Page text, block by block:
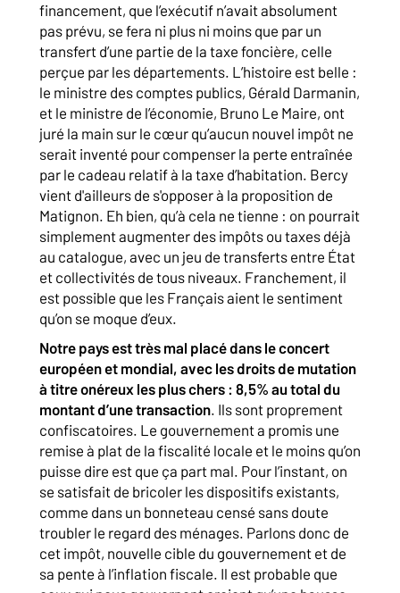
financement, que l’exécutif n’avait absolument
pas prévu, se fera ni plus ni moins que par un
transfert d’une partie de la taxe foncière, celle
perçue par les départements. L’histoire est belle :
le ministre des comptes publics, Gérald Darmanin,
et le ministre de l’économie, Bruno Le Maire, ont
juré la main sur le cœur qu’aucun nouvel impôt ne
serait inventé pour compenser la perte entraînée
par le cadeau relatif à la taxe d’habitation. Bercy
vient d'ailleurs de s'opposer à la proposition de
Matignon. Eh bien, qu’à cela ne tienne : on pourrait
simplement augmenter des impôts ou taxes déjà
au catalogue, avec un jeu de transferts entre État
et collectivités de tous niveaux. Franchement, il
est possible que les Français aient le sentiment
qu’on se moque d’eux.
Notre pays est très mal placé dans le concert
européen et mondial, avec les droits de mutation
à titre onéreux les plus chers : 8,5% au total du
montant d’une transaction. Ils sont proprement
confiscatoires. Le gouvernement a promis une
remise à plat de la fiscalité locale et le moins qu’on
puisse dire est que ça part mal. Pour l’instant, on
se satisfait de bricoler les dispositifs existants,
comme dans un bonneteau censé sans doute
troubler le regard des ménages. Parlons donc de
cet impôt, nouvelle cible du gouvernement et de
sa pente à l’inflation fiscale. Il est probable que